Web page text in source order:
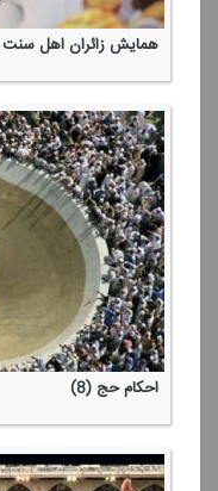
اهل بیت برای همه ی
همایش زائران اهل سنت